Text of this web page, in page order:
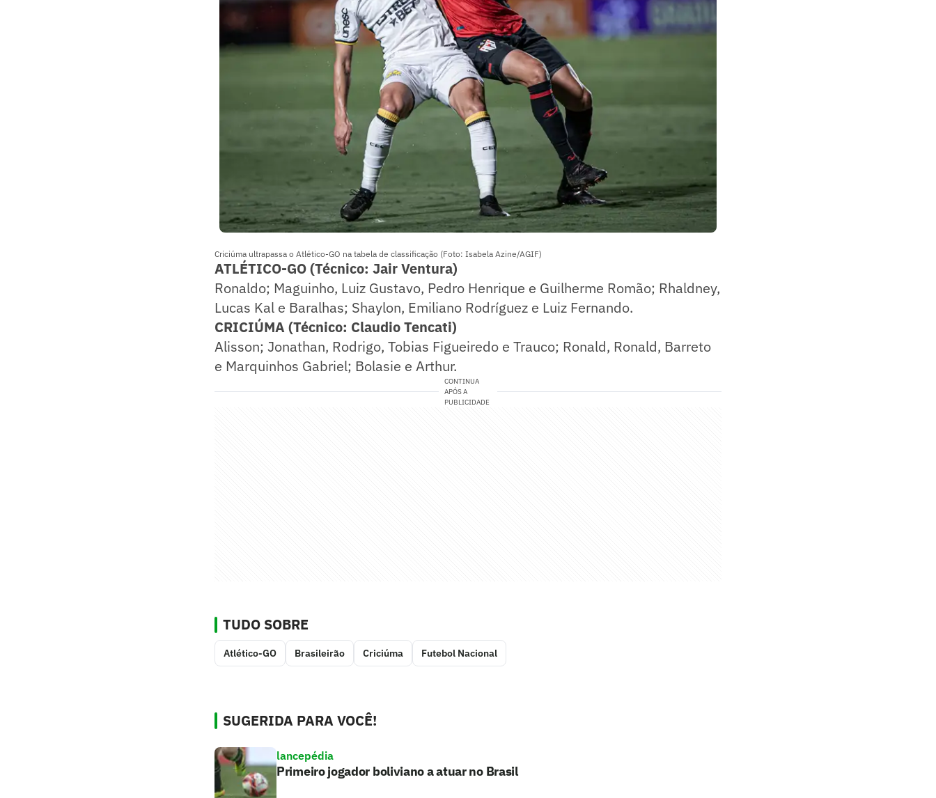
Criciúma ultrapassa o Atlético-GO na tabela de classificação (Foto: Isabela Azine/AGIF)
ATLÉTICO-GO (Técnico: Jair Ventura)
Ronaldo; Maguinho, Luiz Gustavo, Pedro Henrique e Guilherme Romão; Rhaldney,
Lucas Kal e Baralhas; Shaylon, Emiliano Rodríguez e Luiz Fernando.
CRICIÚMA (Técnico: Claudio Tencati)
Alisson; Jonathan, Rodrigo, Tobias Figueiredo e Trauco; Ronald, Ronald, Barreto
e Marquinhos Gabriel; Bolasie e Arthur.
CONTINUA
APÓS A
PUBLICIDADE
TUDO SOBRE
Atlético-GO Brasileirão Criciúma Futebol Nacional
SUGERIDA PARA VOCÊ!
lancepédia
Primeiro jogador boliviano a atuar no Brasil